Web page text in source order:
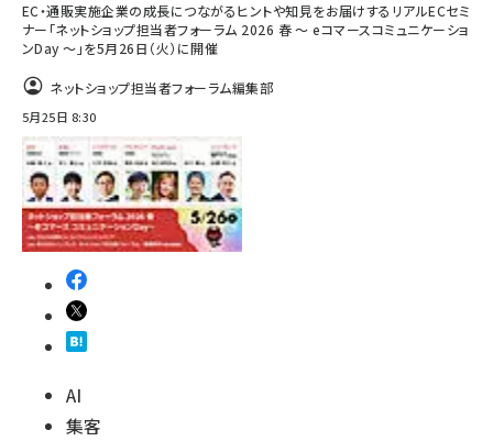
EC・通販実施企業の成長につながるヒントや知見をお届けするリアルECセミ
ナー「ネットショップ担当者フォーラム 2026 春 ～ eコマースコミュニケーショ
ンDay ～」を5月26日（火）に開催
ネットショップ担当者フォーラム編集部
5月25日 8:30
AI
集客